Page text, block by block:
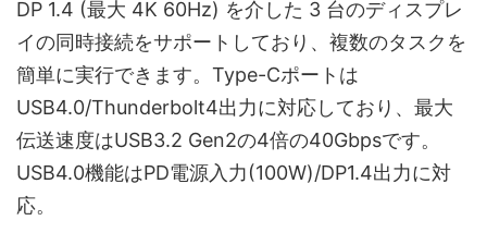
DP 1.4 (最大 4K 60Hz) を介した 3 台のディスプレ
イの同時接続をサポートしており、複数のタスクを
簡単に実行できます。Type-Cポートは
USB4.0/Thunderbolt4出力に対応しており、最大
伝送速度はUSB3.2 Gen2の4倍の40Gbpsです。
USB4.0機能はPD電源入力(100W)/DP1.4出力に対
応。